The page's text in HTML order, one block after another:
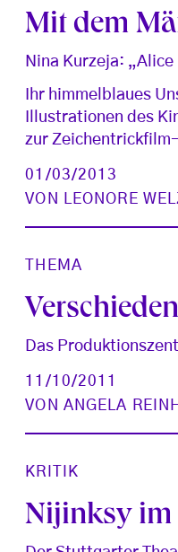
Mit dem
Nina Kurzeja:
Ihr himmelblaues
Illustrationen des
zur
01/03/2013
VON
LEONORE
THEMA
Das
11/10/2011
VON ANGELA
KRITIK
Nijinksy im